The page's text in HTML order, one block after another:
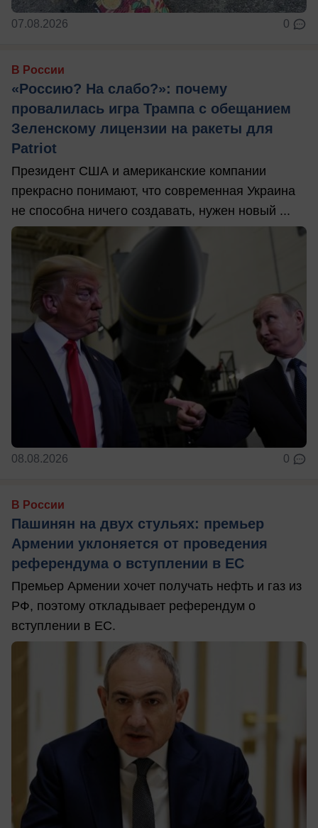
07.08.2026 0
В России
«Россию? На слабо?»: почему
провалилась игра Трампа с обещанием
Зеленскому лицензии на ракеты для
Patriot
Президент США и американские компании
прекрасно понимают, что современная Украина
не способна ничего создавать, нужен новый ...
08.08.2026 0
В России
Пашинян на двух стульях: премьер
Армении уклоняется от проведения
референдума о вступлении в ЕС
Премьер Армении хочет получать нефть и газ из
РФ, поэтому откладывает референдум о
вступлении в ЕС.